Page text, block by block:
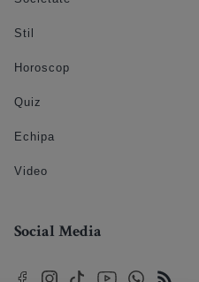
Stil
Horoscop
Quiz
Echipa
Video
Social Media